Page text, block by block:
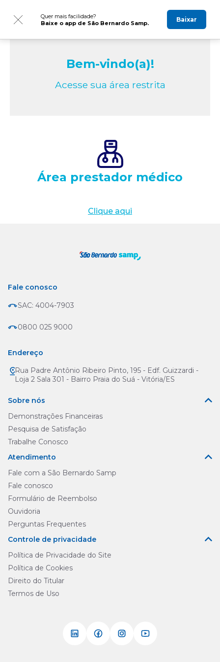
Quer mais facilidade?
Baixe o app de São Bernardo Samp.
Baixar
Bem-vindo(a)!
Acesse sua área restrita
Área prestador médico
Clique aqui
Fale conosco
SAC: 4004-7903
0800 025 9000
Endereço
Rua Padre Antônio Ribeiro Pinto, 195 - Edf. Guizzardi -
Loja 2 Sala 301 - Bairro Praia do Suá - Vitória/ES
Sobre nós
Demonstrações Financeiras
Pesquisa de Satisfação
Trabalhe Conosco
Atendimento
Fale com a São Bernardo Samp
Fale conosco
Formulário de Reembolso
Ouvidoria
Perguntas Frequentes
Controle de privacidade
Política de Privacidade do Site
Política de Cookies
Direito do Titular
Termos de Uso